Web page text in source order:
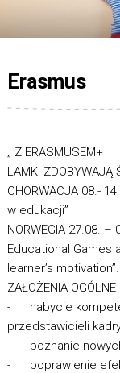
Erasmus
„ Z ERASMUSEM+
LAMKI ZDOBYWAJĄ
CHORWACJA 08.-
w edukacji”
NORWEGIA 27.08.
Educational Games
learner’s motivation”.
ZAŁOŻENIA OGÓLNE
- nabycie
przedstawicieli
- poznanie nowych
- poprawienie